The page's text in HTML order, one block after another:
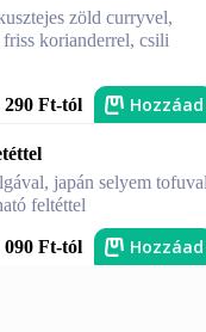
zöld curryvel,
korianderrel, csili
290 Ft-tól Hozzáad
japán selyem
feltéttel
090 Ft-tól Hozzáad